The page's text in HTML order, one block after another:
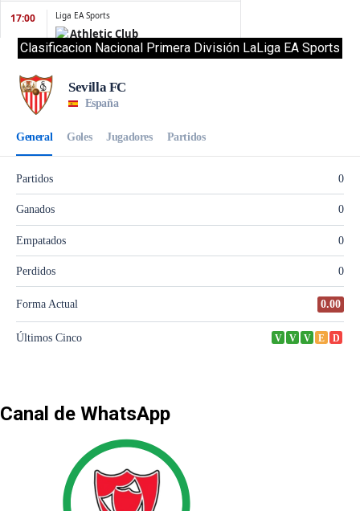
Clasificacion Nacional Primera División LaLiga EA Sports
Canal de WhatsApp